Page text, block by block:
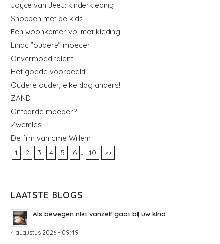
Joyce van JeeJ: kinderkleding
Shoppen met de kids
Een woonkamer vol met kleding
Linda ”oudere” moeder
Onvermoed talent
Het goede voorbeeld
Oudere ouder, elke dag anders!
ZAND
Ontaarde moeder?
Zwemles
De film van ome Willem
1
2 3 4 5 6 ... 10 >>
LAATSTE BLOGS
Als bewegen niet vanzelf gaat bij uw kind
4 augustus 2026 - 09:49